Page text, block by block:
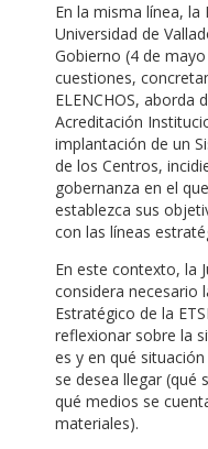
En la misma línea, la
Universidad de
Gobierno (4 de
cuestiones,
ELENCHOS, aborda
Acreditación
implantación de un
de los Centros,
gobernanza en el
establezca sus
con las líneas
En este contexto, la
considera necesario
Estratégico de la
reflexionar sobre la
es y en qué
se desea llegar (qué
qué medios se
materiales).